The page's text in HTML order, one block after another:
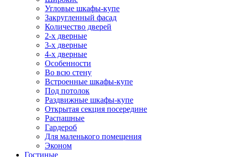
Угловые шкафы-купе
Закругленный фасад
Количество дверей
2-х дверные
3-х дверные
4-х дверные
Особенности
Во всю стену
Встроенные шкафы-купе
Под потолок
Раздвижные шкафы-купе
Открытая секция посередине
Распашные
Гардероб
Для маленького помещения
Эконом
Гостиные